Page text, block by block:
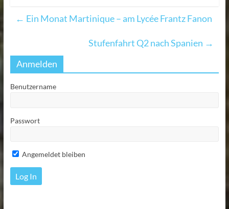
← Ein Monat Martinique – am Lycée Frantz Fanon
Stufenfahrt Q2 nach Spanien →
Anmelden
Benutzername
Passwort
Angemeldet bleiben